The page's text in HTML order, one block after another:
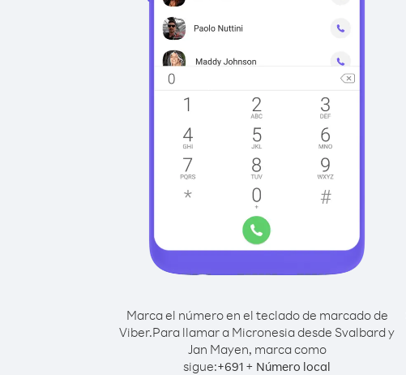
Marca el número en el teclado de marcado de
Viber.Para llamar a Micronesia desde Svalbard y
Jan Mayen, marca como
sigue:+691 + Número local